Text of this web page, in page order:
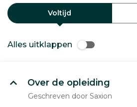
Voltijd
Alles uitklappen
Over de opleiding
Geschreven door Saxion